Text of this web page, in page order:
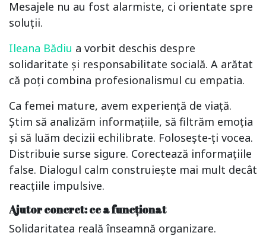
Mesajele nu au fost alarmiste, ci orientate spre
soluții.
Ileana Bădiu a vorbit deschis despre
solidaritate și responsabilitate socială. A arătat
că poți combina profesionalismul cu empatia.
Ca femei mature, avem experiență de viață.
Știm să analizăm informațiile, să filtrăm emoția
și să luăm decizii echilibrate. Folosește-ți vocea.
Distribuie surse sigure. Corectează informațiile
false. Dialogul calm construiește mai mult decât
reacțiile impulsive.
Ajutor concret: ce a funcționat
Solidaritatea reală înseamnă organizare.